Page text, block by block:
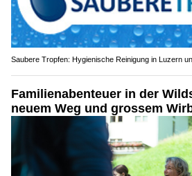
Saubere Tropfen: Hygienische Reinigung in Luzern
Familienabenteuer in der
neuem Weg und grossem